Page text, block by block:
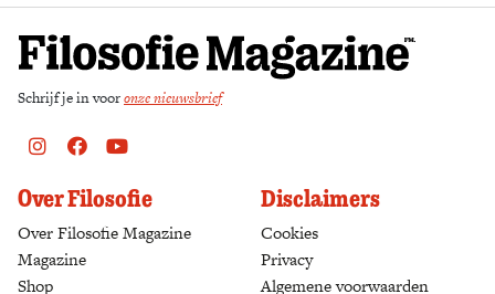
Schrijf je in vooronze nieuwsbrief
Instagram
FacebookYoutube
Over Filosofie
Over Filosofie Magazine
Magazine
Shop
Disclaimers
Cookies
Privacy
Algemene voorwaarden